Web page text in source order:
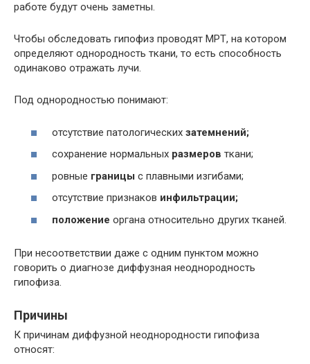
работе будут очень заметны.
Чтобы обследовать гипофиз проводят МРТ, на котором
определяют однородность ткани, то есть способность
одинаково отражать лучи.
Под однородностью понимают:
отсутствие патологических затемнений;
сохранение нормальных размеров ткани;
ровные границы с плавными изгибами;
отсутствие признаков инфильтрации;
положение органа относительно других тканей.
При несоответствии даже с одним пунктом можно
говорить о диагнозе диффузная неоднородность
гипофиза.
Причины
К причинам диффузной неоднородности гипофиза
относят: